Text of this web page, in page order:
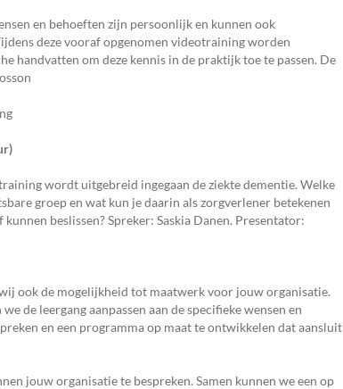
en behoeften zijn persoonlijk en kunnen ook
deze vooraf opgenomen videotraining worden
handvatten om deze kennis in de praktijk toe te passen. De
wordt uitgebreid ingegaan de ziekte dementie. Welke
groep en wat kun je daarin als zorgverlener betekenen
beslissen? Spreker: Saskia Danen. Presentator:
ook de mogelijkheid tot maatwerk voor jouw organisatie.
de leergang aanpassen aan de specifieke wensen en
en een programma op maat te ontwikkelen dat aansluit
jouw organisatie te bespreken. Samen kunnen we een op